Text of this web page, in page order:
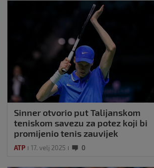
Sinner otvorio put Talijanskom
teniskom savezu za potez koji bi
promijenio tenis zauvijek
ATP 17. velj 2025 0